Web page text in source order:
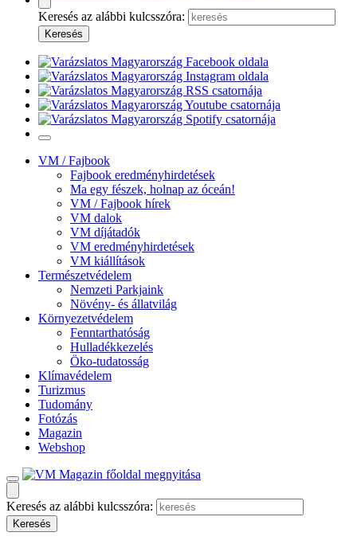
Keresés az alábbi kulcsszóra:
VM / Fajbook
Fajbook eredményhirdetések
Ma egy fészek, holnap az óceán!
VM / Fajbook hírek
VM dalok
VM díjátadók
VM eredményhirdetések
VM kiállítások
Természetvédelem
Nemzeti Parkjaink
Növény- és állatvilág
Környezetvédelem
Fenntarthatóság
Hulladékkezelés
Öko-tudatosság
Klímavédelem
Turizmus
Tudomány
Fotózás
Magazin
Webshop
Keresés az alábbi kulcsszóra: